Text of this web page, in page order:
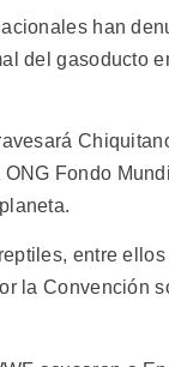
han
del gasoducto
Fondo
entre
la Convención